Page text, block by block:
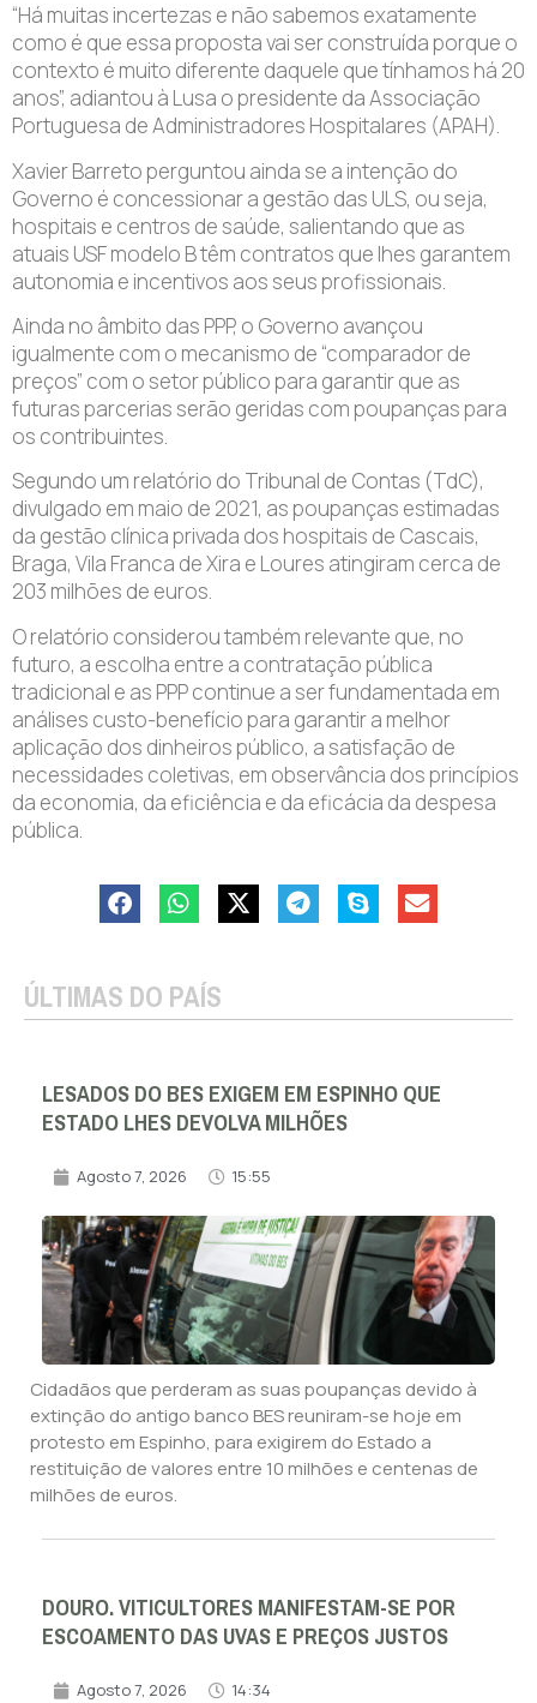
“Há muitas incertezas e não sabemos exatamente
como é que essa proposta vai ser construída porque o
contexto é muito diferente daquele que tínhamos há 20
anos”, adiantou à Lusa o presidente da Associação
Portuguesa de Administradores Hospitalares (APAH).
Xavier Barreto perguntou ainda se a intenção do
Governo é concessionar a gestão das ULS, ou seja,
hospitais e centros de saúde, salientando que as
atuais USF modelo B têm contratos que lhes garantem
autonomia e incentivos aos seus profissionais.
Ainda no âmbito das PPP, o Governo avançou
igualmente com o mecanismo de “comparador de
preços” com o setor público para garantir que as
futuras parcerias serão geridas com poupanças para
os contribuintes.
Segundo um relatório do Tribunal de Contas (TdC),
divulgado em maio de 2021, as poupanças estimadas
da gestão clínica privada dos hospitais de Cascais,
Braga, Vila Franca de Xira e Loures atingiram cerca de
203 milhões de euros.
O relatório considerou também relevante que, no
futuro, a escolha entre a contratação pública
tradicional e as PPP continue a ser fundamentada em
análises custo-benefício para garantir a melhor
aplicação dos dinheiros público, a satisfação de
necessidades coletivas, em observância dos princípios
da economia, da eficiência e da eficácia da despesa
pública.
ÚLTIMAS DO PAÍS
LESADOS DO BES EXIGEM EM ESPINHO QUE
ESTADO LHES DEVOLVA MILHÕES
Agosto 7, 2026 15:55
Cidadãos que perderam as suas poupanças devido à
extinção do antigo banco BES reuniram-se hoje em
protesto em Espinho, para exigirem do Estado a
restituição de valores entre 10 milhões e centenas de
milhões de euros.
DOURO. VITICULTORES MANIFESTAM-SE POR
ESCOAMENTO DAS UVAS E PREÇOS JUSTOS
Agosto 7, 2026 14:34